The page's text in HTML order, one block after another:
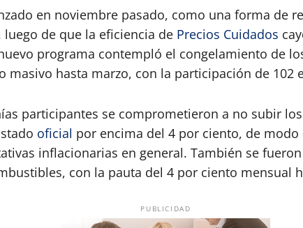
en noviembre pasado, como una forma de
de que la eficiencia de Precios Cuidados
programa contempló el congelamiento de
masivo hasta marzo, con la participación de 102
participantes se comprometieron a no subir
oficial por encima del 4 por ciento, de
inflacionarias en general. También se
con la pauta del 4 por ciento mensual
PUBLICIDAD